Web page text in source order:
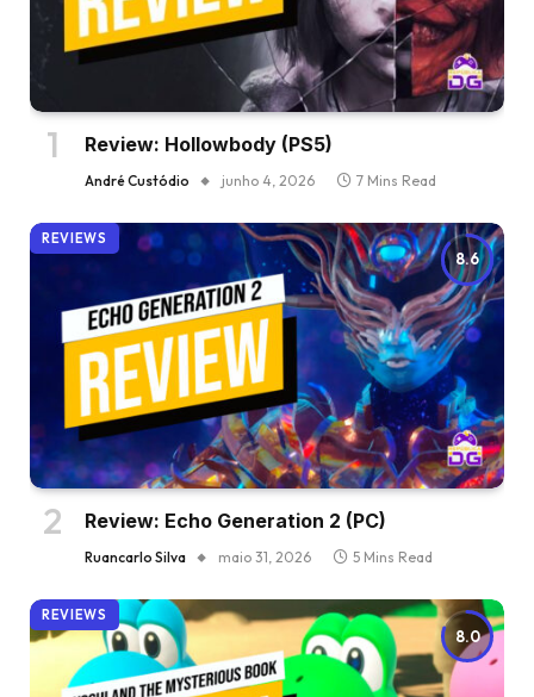
Review: Hollowbody (PS5)
André Custódio junho 4, 2026 7 Mins Read
8.6
REVIEWS
Review: Echo Generation 2 (PC)
Ruancarlo Silva maio 31, 2026 5 Mins Read
8.0
REVIEWS